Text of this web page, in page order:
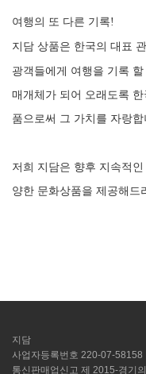
여행의 또 다른 기록!
지담 상품은 한국의 대표
광객들에게 여행을 기록
매개체가 되어 오래도록
품으로써 그 가치를 자랑합
저희 지담은 향후 지속적
양한 문화상품을 제공해드
지담
사업자등록번호 220-07-58158
통신판매업신고 제 2015-경기